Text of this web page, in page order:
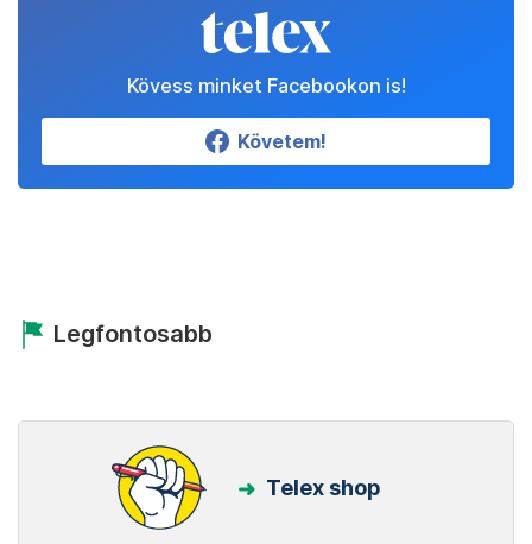
Kövess minket Facebookon is!
Követem!
Legfontosabb
Telex shop